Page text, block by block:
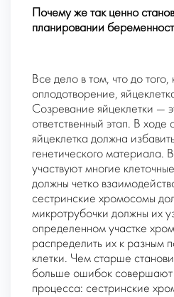
Почему же так ценно
планировании
Все дело в том, что до того,
оплодотворение,
Созревание яйцеклетки —
ответственный этап. В ходе
яйцеклетка должна
генетического материала.
участвуют многие
должны четко
сестринские хромосомы
микротрубочки должны их
определенном участке
распределить их к разным
клетки. Чем старше
больше ошибок совершают
процесса: сестринские